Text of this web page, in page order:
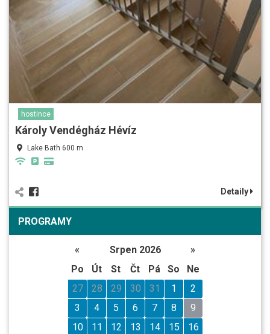
hostince
Károly Vendégház Hévíz
Lake Bath 600 m
Detaily
PROGRAMY
« Srpen 2026
»
Po
Út St Čt Pá So
Ne
27
28 29 30 31 1
2
3
4 5 6 7 8
9
10
11 12 13 14 15
16